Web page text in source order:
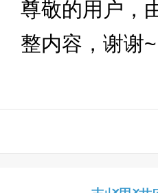
尊敬的用户，
整内容，谢谢~